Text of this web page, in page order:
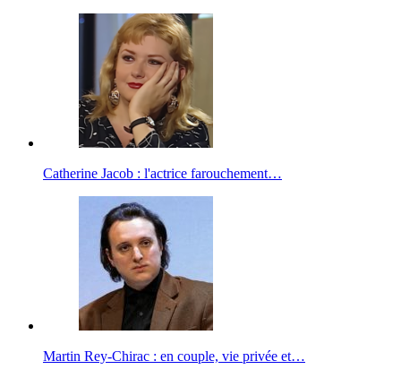
Catherine Jacob : l'actrice farouchement…
Martin Rey-Chirac : en couple, vie privée et…